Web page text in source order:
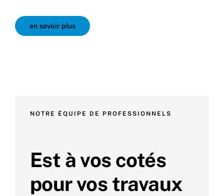
en savoir plus
NOTRE ÉQUIPE DE PROFESSIONNELS
Est à vos cotés
pour vos travaux